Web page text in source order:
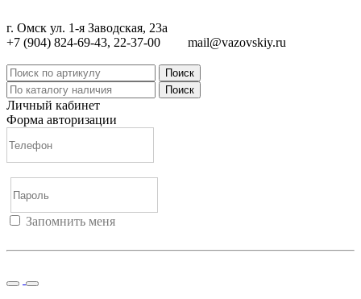
г. Омск ул. 1-я Заводская, 23а
+7 (904) 824-69-43, 22-37-00
mail@vazovskiy.ru
Поиск
Поиск
Личный кабинет
Форма авторизации
Запомнить меня